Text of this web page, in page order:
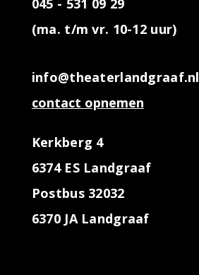
045 - 531 09 29
(ma. t/m vr. 10-12 uur)
info@theaterlandgraaf.nl
contact opnemen
Kerkberg 4
6374 ES Landgraaf
Postbus 32032
6370 JA Landgraaf